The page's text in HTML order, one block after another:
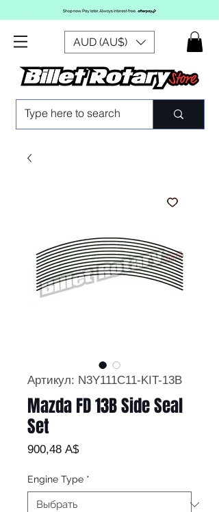
AUD (AU$)
Артикул: N3Y111C11-KIT-13B
Mazda FD 13B Side Seal
Set
900,48 A$Цена
Engine Type *